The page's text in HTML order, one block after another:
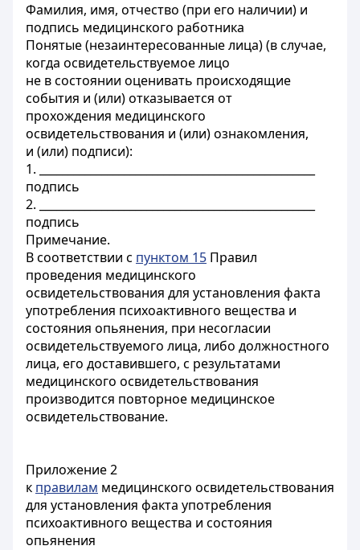
Фамилия, имя, отчество (при его наличии) и
подпись медицинского работника
Понятые (незаинтересованные лица) (в случае,
когда освидетельствуемое лицо
не в состоянии оценивать происходящие
события и (или) отказывается от
прохождения медицинского
освидетельствования и (или) ознакомления,
и (или) подписи):
1. _________________________________________________
подпись
2. _________________________________________________
подпись
Примечание.
В соответствии с пунктом 15 Правил
проведения медицинского
освидетельствования для установления факта
употребления психоактивного вещества и
состояния опьянения, при несогласии
освидетельствуемого лица, либо должностного
лица, его доставившего, с результатами
медицинского освидетельствования
производится повторное медицинское
освидетельствование.
Приложение 2
к правилам медицинского освидетельствования
для установления факта употребления
психоактивного вещества и состояния
опьянения